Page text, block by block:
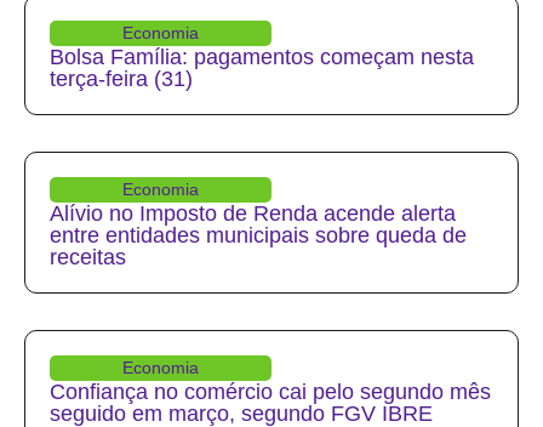
Economia
Bolsa Família: pagamentos começam nesta
terça-feira (31)
Economia
Alívio no Imposto de Renda acende alerta
entre entidades municipais sobre queda de
receitas
Economia
Confiança no comércio cai pelo segundo mês
seguido em março, segundo FGV IBRE